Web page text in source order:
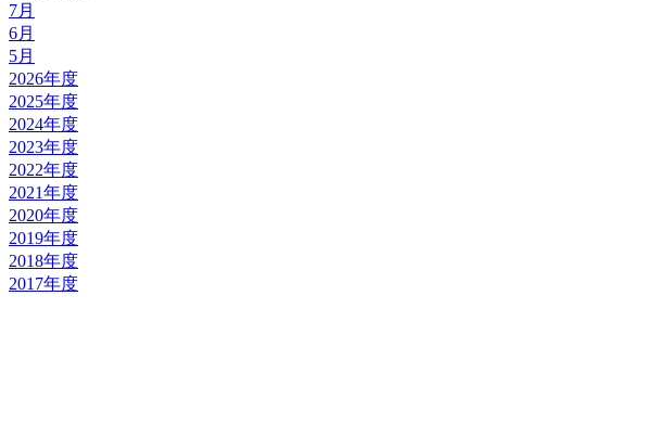
7月
6月
5月
2026年度
2025年度
2024年度
2023年度
2022年度
2021年度
2020年度
2019年度
2018年度
2017年度